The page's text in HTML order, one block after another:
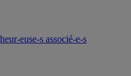
euse-s associé-e-s